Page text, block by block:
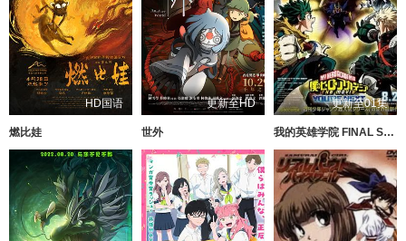
HD国语
燃比娃
更新至HD
世外
更新至01集
我的英雄学院 FINAL SEASON 特别篇